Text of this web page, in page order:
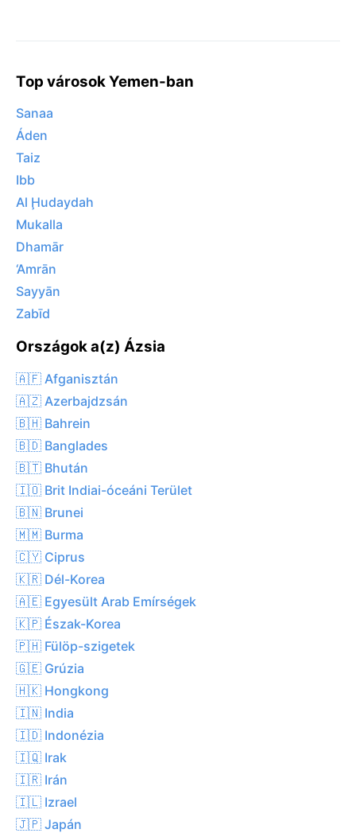
Top városok Yemen-ban
Sanaa
Áden
Taiz
Ibb
Al Ḩudaydah
Mukalla
Dhamār
‘Amrān
Sayyān
Zabīd
Országok a(z) Ázsia
🇦🇫 Afganisztán
🇦🇿 Azerbajdzsán
🇧🇭 Bahrein
🇧🇩 Banglades
🇧🇹 Bhután
🇮🇴 Brit Indiai-óceáni Terület
🇧🇳 Brunei
🇲🇲 Burma
🇨🇾 Ciprus
🇰🇷 Dél-Korea
🇦🇪 Egyesült Arab Emírségek
🇰🇵 Észak-Korea
🇵🇭 Fülöp-szigetek
🇬🇪 Grúzia
🇭🇰 Hongkong
🇮🇳 India
🇮🇩 Indonézia
🇮🇶 Irak
🇮🇷 Irán
🇮🇱 Izrael
🇯🇵 Japán